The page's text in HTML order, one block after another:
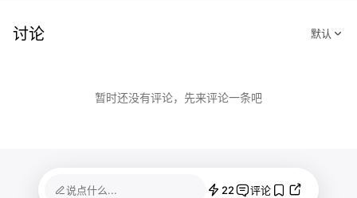
讨论
暂时还没有评论，先来评论一条吧
说点什么... 22 评论